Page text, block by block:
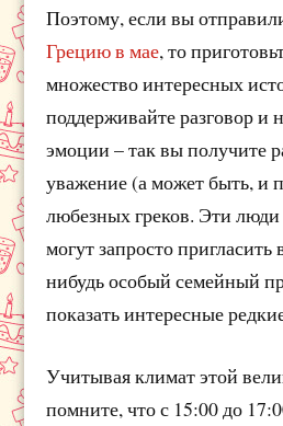
Поэтому, если вы
Грецию в мае, то
множество интересных
поддерживайте разговор и
эмоции – так вы получите
уважение (а может быть, и
любезных греков. Эти
могут запросто пригласить
нибудь особый семейный
показать интересные
Учитывая климат этой
помните, что с 15:00 до